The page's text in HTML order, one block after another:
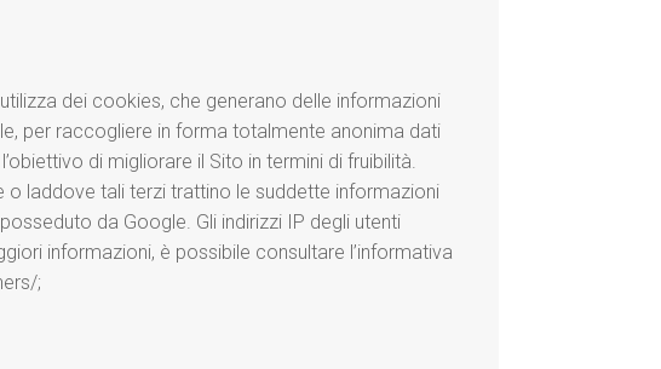
dei cookies, che generano delle informazioni
per raccogliere in forma totalmente anonima dati
di migliorare il Sito in termini di fruibilità.
laddove tali terzi trattino le suddette informazioni
da Google. Gli indirizzi IP degli utenti
informazioni, è possibile consultare l’informativa
;